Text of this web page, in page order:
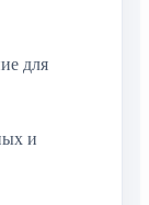
для
и